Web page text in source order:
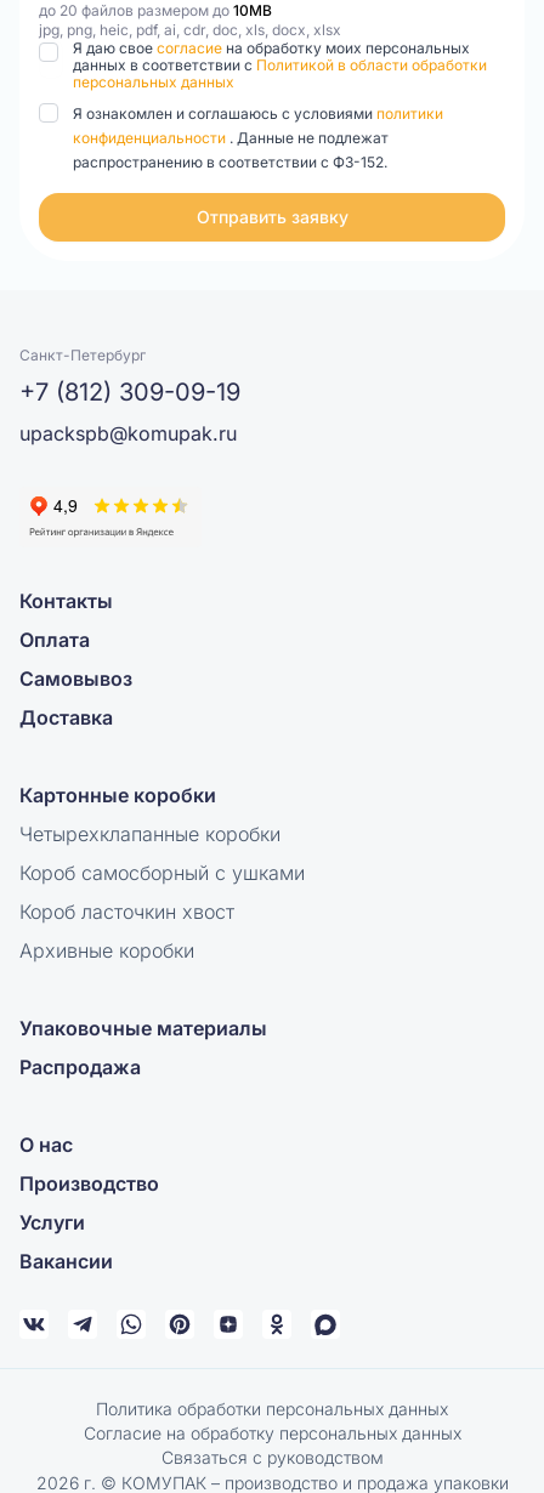
до 20 файлов размером до 10MB
jpg, png, heic, pdf, ai, cdr, doc, xls, docx, xlsx
Я даю свое согласие на обработку моих персональных
данных в соответствии с Политикой в области обработки
персональных данных
Я ознакомлен и соглашаюсь с условиями политики
конфиденциальности . Данные не подлежат
распространению в соответствии с ФЗ-152.
Отправить заявку
Санкт-Петербург
+7 (812) 309-09-19
upackspb@komupak.ru
Контакты
Оплата
Самовывоз
Доставка
Картонные коробки
Четырехклапанные коробки
Короб самосборный с ушками
Короб ласточкин хвост
Архивные коробки
Упаковочные материалы
Распродажа
О нас
Производство
Услуги
Вакансии
Политика обработки персональных данных
Согласие на обработку персональных данных
Связаться с руководством
2026 г. © КОМУПАК – производство и продажа упаковки